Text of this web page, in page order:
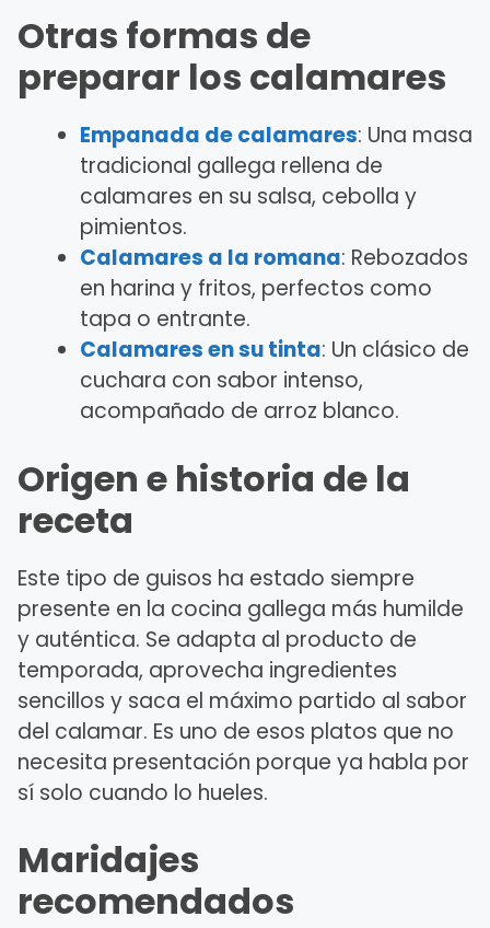
Otras formas de
preparar los calamares
Empanada de calamares: Una masa
tradicional gallega rellena de
calamares en su salsa, cebolla y
pimientos.
Calamares a la romana: Rebozados
en harina y fritos, perfectos como
tapa o entrante.
Calamares en su tinta: Un clásico de
cuchara con sabor intenso,
acompañado de arroz blanco.
Origen e historia de la
receta
Este tipo de guisos ha estado siempre
presente en la cocina gallega más humilde
y auténtica. Se adapta al producto de
temporada, aprovecha ingredientes
sencillos y saca el máximo partido al sabor
del calamar. Es uno de esos platos que no
necesita presentación porque ya habla por
sí solo cuando lo hueles.
Maridajes
recomendados